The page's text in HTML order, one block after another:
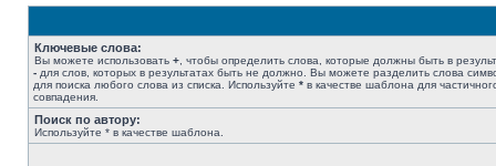
Ключевые слова:
Вы можете использовать + , чтобы определить слова, которые должны быть в
- для слов, которых в результатах быть не должно. Вы можете разделить слова
для поиска любого слова из списка. Используйте * в качестве шаблона для
совпадения.
Поиск по автору:
Используйте * в качестве шаблона.